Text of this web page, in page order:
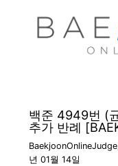
백준 4949번 (
추가 반례
BaekjoonOnlineJudge
년 01월 14일